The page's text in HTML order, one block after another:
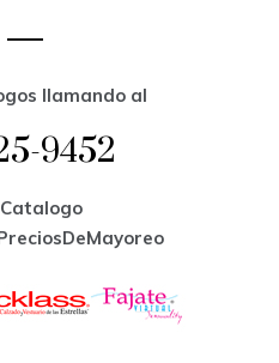
llamando al
9452